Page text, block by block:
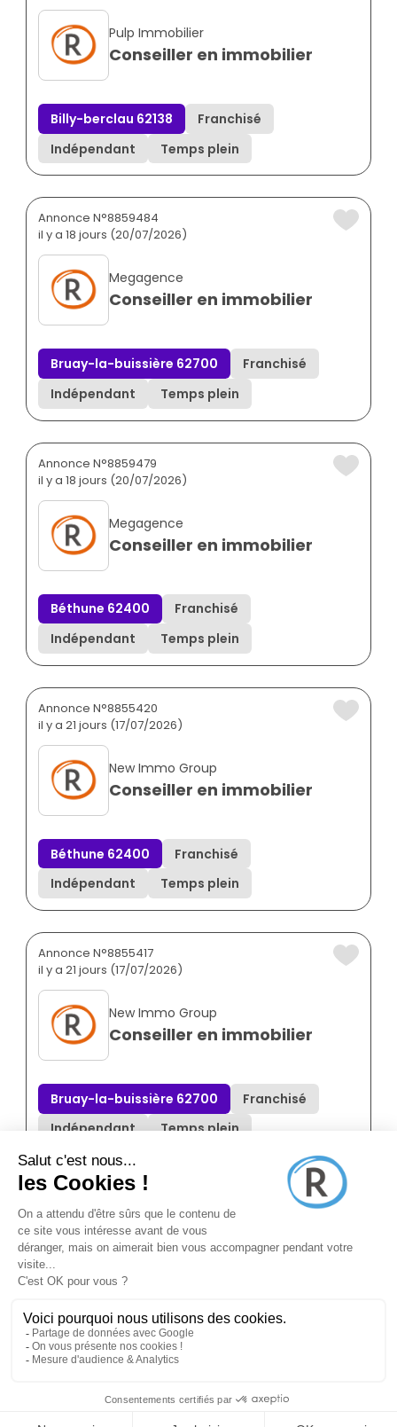
Pulp Immobilier
Conseiller en immobilier
Billy-berclau 62138
Franchisé
Indépendant
Temps plein
Annonce N°8859484
il y a 18 jours (20/07/2026)
Megagence
Conseiller en immobilier
Bruay-la-buissière 62700
Franchisé
Indépendant
Temps plein
Annonce N°8859479
il y a 18 jours (20/07/2026)
Megagence
Conseiller en immobilier
Béthune 62400
Franchisé
Indépendant
Temps plein
Annonce N°8855420
il y a 21 jours (17/07/2026)
New Immo Group
Conseiller en immobilier
Béthune 62400
Franchisé
Indépendant
Temps plein
Annonce N°8855417
il y a 21 jours (17/07/2026)
New Immo Group
Conseiller en immobilier
Bruay-la-buissière 62700
Franchisé
Indépendant
Temps plein
il y a 2 mois (06/06/2026)
Conseiller en immobilier
Béthune 62400 CDI